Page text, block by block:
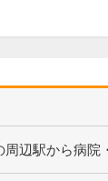
周辺駅から病院